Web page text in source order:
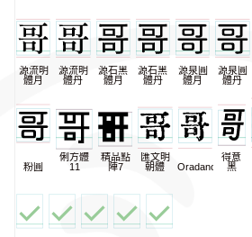
源流明
體月
源流明
體丹
源石黑
體月
源石黑
體丹
源泉圓
體月
源泉圓
體丹
粉圓
俐方體
11
精品點
陣7
匯文明
朝體
Oradano
得意
黑